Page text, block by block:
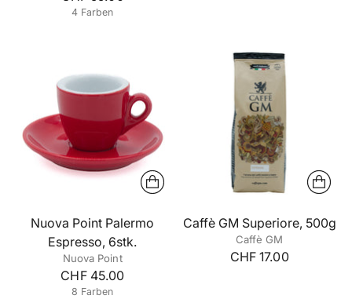
4 Farben
Nuova Point Palermo
Espresso, 6stk.
Nuova Point
CHF 45.00
8 Farben
Caffè GM Superiore, 500g
Caffè GM
CHF 17.00